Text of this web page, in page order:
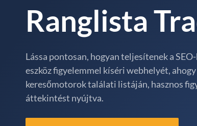
Ranglista
Lássa pontosan, hogyan teljesítenek a
eszköz figyelemmel kíséri webhelyét,
keresőmotorok találati listáján, hasznos
áttekintést nyújtva.